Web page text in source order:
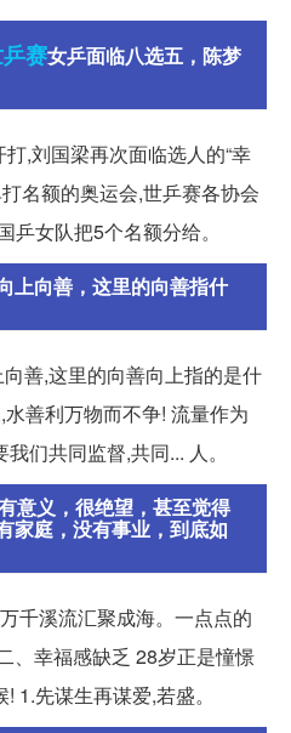
赛女乒面临八选五，陈梦
,刘国梁再次面临选人的“幸
名额的奥运会,世乒赛各协会
女队把5个名额分给。
上向善，这里的向善指什
善,这里的向善向上指的是什
善利万物而不争! 流量作为
们共同监督,共同... 人。
意义，很绝望，甚至觉得
家庭，没有事业，到底如
千溪流汇聚成海。一点点的
、幸福感缺乏 28岁正是憧憬
1.先谋生再谋爱,若盛。